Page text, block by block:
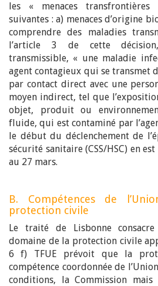
les « menaces
suivantes : a) menaces d’origine
comprendre des maladies
l’article 3 de cette
transmissible, « une maladie
agent contagieux qui se transmet
par contact direct avec une
moyen indirect, tel que
objet, produit ou
fluide, qui est contaminé par
le début du déclenchement de
sécurité sanitaire (CSS/HSC) en
au 27 mars.
B. Compétences de
protection civile
Le traité de Lisbonne
domaine de la protection civile
6 f) TFUE prévoit que la
compétence coordonnée de
conditions, la Commission